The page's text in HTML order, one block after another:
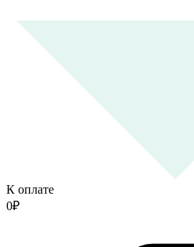
К оплате
0₽